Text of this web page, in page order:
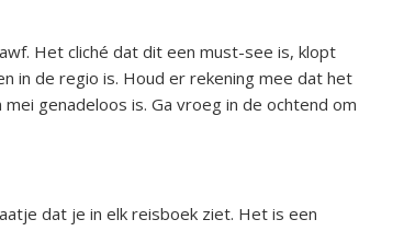
Het cliché dat dit een must-see is, klopt
in de regio is. Houd er rekening mee dat het
genadeloos is. Ga vroeg in de ochtend om
dat je in elk reisboek ziet. Het is een